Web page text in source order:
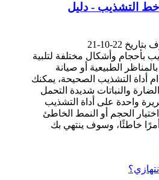
خط التشذيب - دليل
22-10-21
بأحجام وأشكال مختلفة لتلبية
الطبيعية أو صيانة
أداة التشذيب الصحيحة، يمكنك
والنباتات شديدة التحمل
واحدة على أداة التشذيب
الحجم أو النمط الخاطئ
خاطئًا، وسوف ينتهي بك